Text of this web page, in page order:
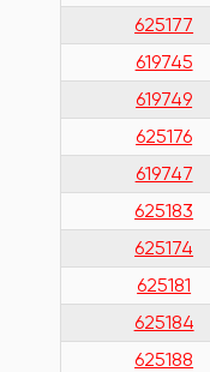
625177
619745
619749
625176
619747
625183
625174
625181
625184
625188